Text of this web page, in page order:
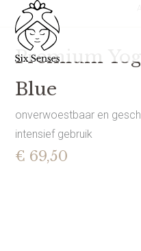
Premium
Blue
onverwoestbaar en
intensief gebruik
€ 69,50